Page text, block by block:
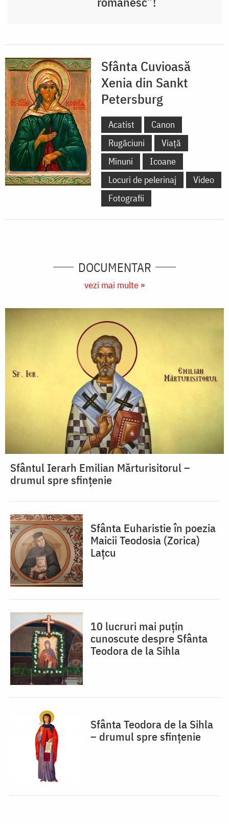
Sfânta Cuvioasă
Xenia din Sankt
Petersburg
Acatist
Canon
Rugăciuni
Viață
Minuni
Icoane
Locuri de pelerinaj
Video
Fotografii
DOCUMENTAR
vezi mai multe »
Sfântul Ierarh Emilian Mărturisitorul –
drumul spre sfințenie
Sfânta Euharistie în poezia
Maicii Teodosia (Zorica)
Lațcu
10 lucruri mai puțin
cunoscute despre Sfânta
Teodora de la Sihla
Sfânta Teodora de la Sihla
– drumul spre sfințenie